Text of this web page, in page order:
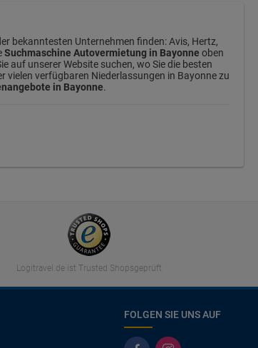
bekanntesten Unternehmen finden: Avis, Hertz,
Suchmaschine Autovermietung in Bayonne oben
auf unserer Website suchen, wo Sie die besten
vielen verfügbaren Niederlassungen in Bayonne zu
in Bayonne.
Logitravel.de ist Trusted Shopsgeprüft
FOLGEN SIE UNS AUF